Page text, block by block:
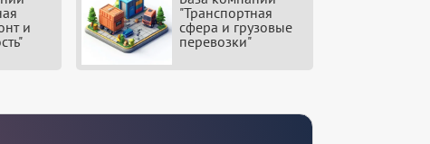
и
"Транспортная
сфера и грузовые
перевозки"